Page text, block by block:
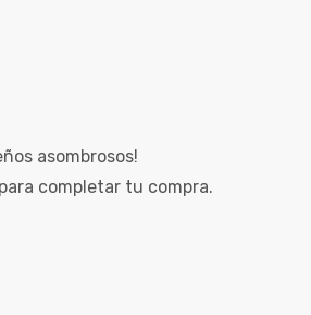
asombrosos!
completar tu compra.